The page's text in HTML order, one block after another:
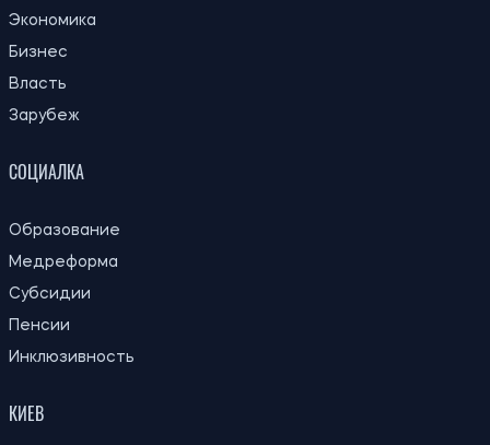
Власть
СОЦИАЛКА
Образование
Медреформа